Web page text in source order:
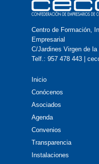
Centro de Formación,
Empresarial
C/Jardines Virgen de la
Telf.: 957 478 443 |
Inicio
Conócenos
Asociados
Agenda
Convenios
Transparencia
Instalaciones